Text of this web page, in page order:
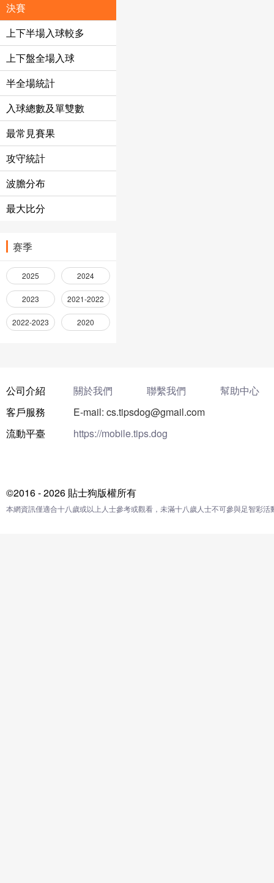
決賽
上下半場入球較多
上下盤全場入球
半全場統計
入球總數及單雙數
最常見賽果
攻守統計
波膽分布
最大比分
赛季
2025 2024
2023 2021-2022
2022-2023 2020
公司介紹 關於我們 聯繫我們
幫助中心
客戶服務
E-mail: cs.tipsdog@gmail.com
流動平臺
https://mobile.tips.dog
©2016 - 2026 貼士狗版權所有
本網資訊僅適合十八歲或以上人士參考或觀看，未滿十八歲人士不可參與足智彩